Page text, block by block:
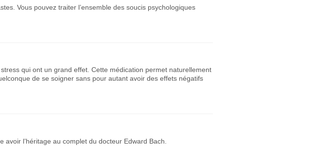
Vous pouvez traiter l’ensemble des soucis psychologiques
qui ont un grand effet. Cette médication permet naturellement
de se soigner sans pour autant avoir des effets négatifs
l’héritage au complet du docteur Edward Bach.